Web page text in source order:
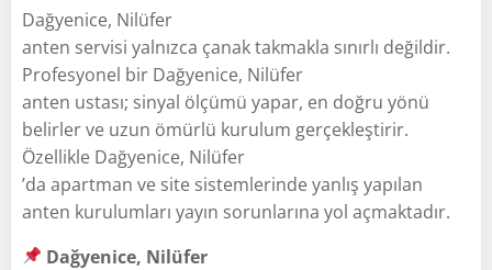
Dağyenice, Nilüfer
anten servisi yalnızca çanak takmakla sınırlı değildir.
Profesyonel bir Dağyenice, Nilüfer
anten ustası; sinyal ölçümü yapar, en doğru yönü
belirler ve uzun ömürlü kurulum gerçekleştirir.
Özellikle Dağyenice, Nilüfer
’da apartman ve site sistemlerinde yanlış yapılan
anten kurulumları yayın sorunlarına yol açmaktadır.
Dağyenice, Nilüfer